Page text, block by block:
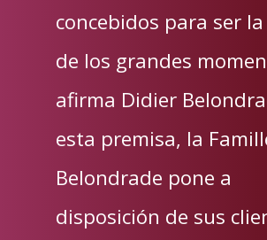
concebidos para ser
de los grandes
afirma Didier
esta premisa, la
Belondrade pone a
disposición de sus